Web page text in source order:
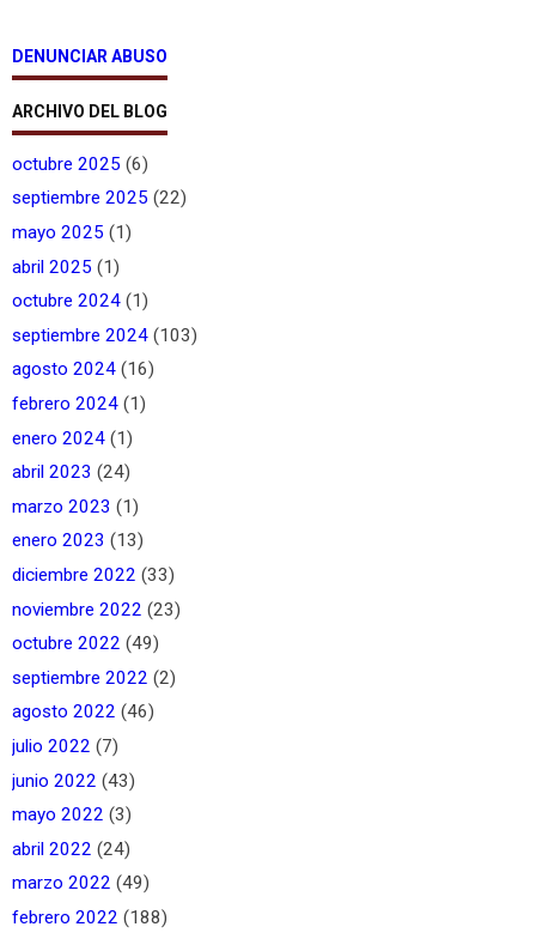
DENUNCIAR ABUSO
ARCHIVO DEL BLOG
octubre 2025 (6)
septiembre 2025 (22)
mayo 2025 (1)
abril 2025 (1)
octubre 2024 (1)
septiembre 2024 (103)
agosto 2024 (16)
febrero 2024 (1)
enero 2024 (1)
abril 2023 (24)
marzo 2023 (1)
enero 2023 (13)
diciembre 2022 (33)
noviembre 2022 (23)
octubre 2022 (49)
septiembre 2022 (2)
agosto 2022 (46)
julio 2022 (7)
junio 2022 (43)
mayo 2022 (3)
abril 2022 (24)
marzo 2022 (49)
febrero 2022 (188)